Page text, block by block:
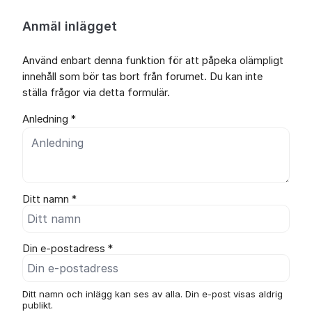
Anmäl inlägget
Använd enbart denna funktion för att påpeka olämpligt
innehåll som bör tas bort från forumet. Du kan inte
ställa frågor via detta formulär.
Anledning *
Ditt namn *
Din e-postadress *
Ditt namn och inlägg kan ses av alla. Din e-post visas aldrig
publikt.